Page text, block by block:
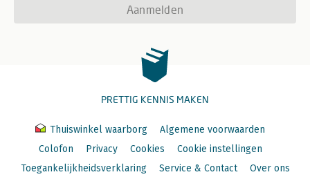
Aanmelden
PRETTIG KENNIS MAKEN
Thuiswinkel waarborg
Algemene voorwaarden
Colofon
Privacy Cookies
Cookie instellingen
Toegankelijkheidsverklaring
Service & Contact Over ons